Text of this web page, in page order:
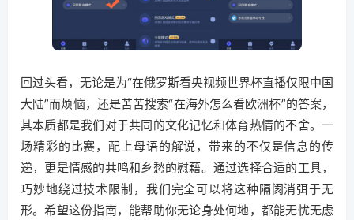
回过头看，无论是为“在俄罗斯看央视频世界杯直播仅限中国
大陆”而烦恼，还是苦苦搜索“在海外怎么看欧洲杯”的答案，
其本质都是我们对于共同的文化记忆和体育热情的不舍。一
场精彩的比赛，配上母语的解说，带来的不仅是信息的传
递，更是情感的共鸣和乡愁的慰藉。通过选择合适的工具，
巧妙地绕过技术限制，我们完全可以将这种隔阂消弭于无
形。希望这份指南，能帮助你无论身处何地，都能无忧无虑